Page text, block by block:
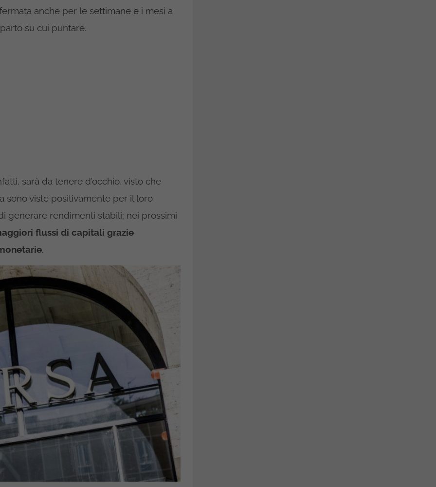
anche per le settimane e i mesi a
su cui puntare.
sarà da tenere d’occhio, visto che
sono viste positivamente per il loro
generare rendimenti stabili; nei prossimi
flussi di capitali grazie
.